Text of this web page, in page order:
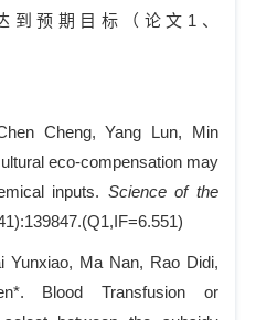
到预期目标（论文 1 、
Cheng, Yang Lun, Min
eco-compensation may
inputs. Science of the
Yunxiao, Ma Nan, Rao Didi,
Blood Transfusion or